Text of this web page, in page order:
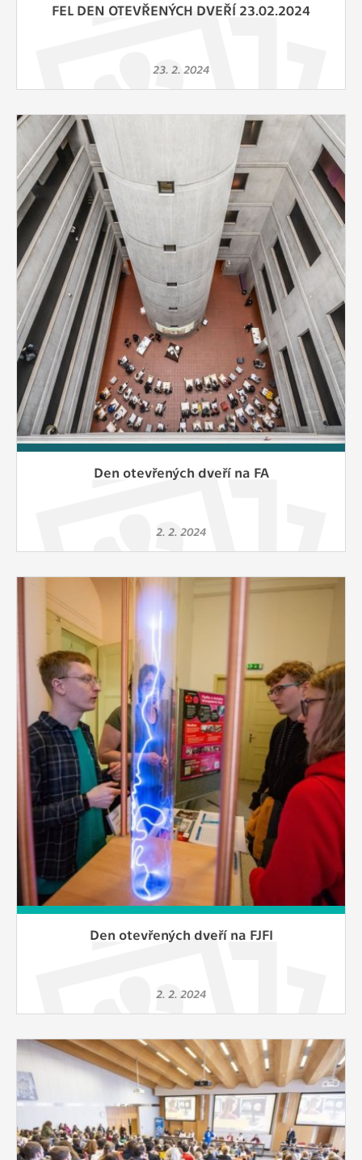
FEL DEN OTEVŘENÝCH DVEŘÍ 23.02.2024
23. 2. 2024
Den otevřených dveří na FA
2. 2. 2024
Den otevřených dveří na FJFI
2. 2. 2024